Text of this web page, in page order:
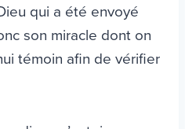
qui a été envoyé
son miracle dont on
témoin afin de vérifier